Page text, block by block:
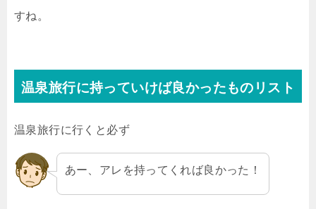
すね。
温泉旅行に持っていけば良かったものリスト
温泉旅行に行くと必ず
あー、アレを持ってくれば良かった！